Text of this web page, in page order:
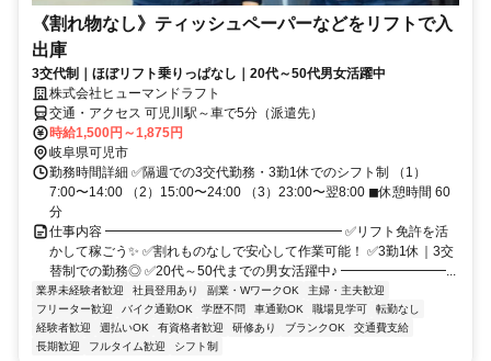
《割れ物なし》ティッシュペーパーなどをリフトで入
出庫
3交代制｜ほぼリフト乗りっぱなし｜20代～50代男女活躍中
株式会社ヒューマンドラフト
交通・アクセス 可児川駅～車で5分（派遣先）
時給1,500円～1,875円
岐阜県可児市
勤務時間詳細 ✅隔週での3交代勤務・3勤1休でのシフト制 （1）
7:00〜14:00 （2）15:00〜24:00 （3）23:00〜翌8:00 ◼︎休憩時間 60
分
仕事内容 ━━━━━━━━━━━━━━━━━━ ✅リフト免許を活
かして稼ごう✨ ✅割れものなしで安心して作業可能！ ✅3勤1休｜3交
替制での勤務◎ ✅20代～50代までの男女活躍中♪ ━━━━━━━━...
業界未経験者歓迎 社員登用あり 副業・WワークOK
主婦・主夫歓迎
フリーター歓迎
バイク通勤OK 学歴不問 車通勤OK 職場見学可
転勤なし
経験者歓迎
週払いOK 有資格者歓迎 研修あり ブランクOK
交通費支給
長期歓迎
フルタイム歓迎 シフト制